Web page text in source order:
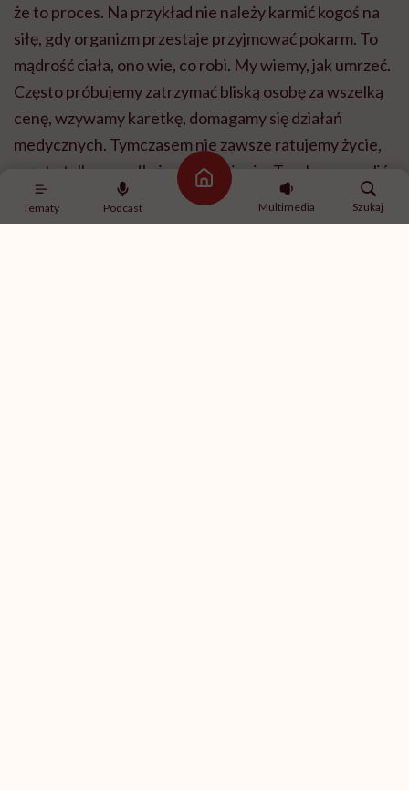
Tematy Podcast
Strona główna
Multimedia
Szukaj
że to proces. Na przykład nie należy karmić kogoś na
siłę, gdy organizm przestaje przyjmować pokarm. To
mądrość ciała, ono wie, co robi. My wiemy, jak umrzeć.
Często próbujemy zatrzymać bliską osobę za wszelką
cenę, wzywamy karetkę, domagamy się działań
medycznych. Tymczasem nie zawsze ratujemy życie,
często tylko przedłużamy cierpienie. Trzeba pozwolić
bliskim odejść. Przecież widzimy tę osobę, widzimy, że
się męczy. To my chcemy ugrać bardzo często nie